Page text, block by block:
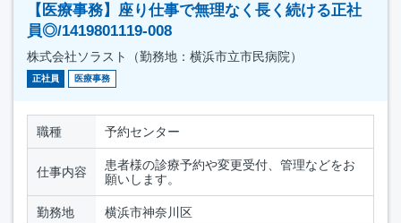
【医療事務】座り仕事で無理なく長く続ける正社
員◎/1419801119-008
株式会社ソラスト（勤務地：横浜市立市民病院）
正社員 医療事務
職種 予約センター
仕事内容
患者様の診療予約や変更受付、管理などをお
願いします。
勤務地 横浜市神奈川区